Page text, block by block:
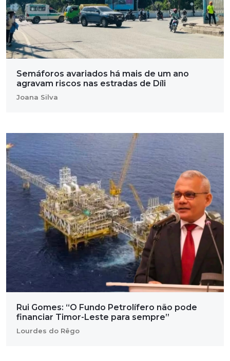
Semáforos avariados há mais de um ano
agravam riscos nas estradas de Díli
Joana Silva
Rui Gomes: “O Fundo Petrolífero não pode
financiar Timor-Leste para sempre”
Lourdes do Rêgo